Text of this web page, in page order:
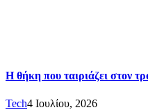
Η θήκη που ταιριάζει στον
Tech4 Ιουλίου, 2026